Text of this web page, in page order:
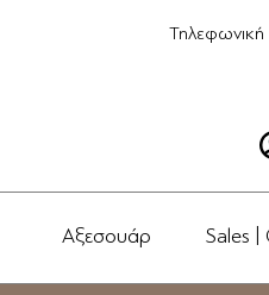
Τηλεφωνική
Αξεσουάρ Sales